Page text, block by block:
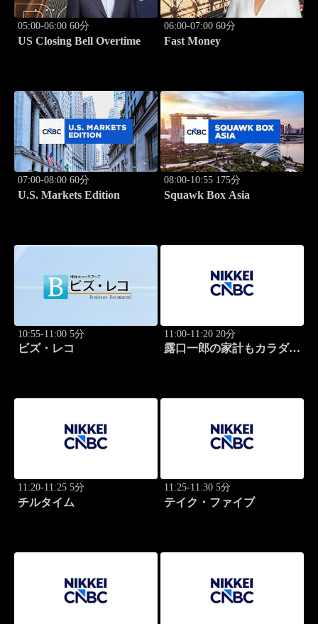
05:00-06:00 60分
US Closing Bell Overtime
06:00-07:00 60分
Fast Money
07:00-08:00 60分
U.S. Markets Edition
08:00-10:55 175分
Squawk Box Asia
10:55-11:00 5分
ビズ・レコ
11:00-11:20 20分
露口一郎の家計もカラダも
11:20-11:25 5分
チルタイム
11:25-11:30 5分
テイク・ファイブ